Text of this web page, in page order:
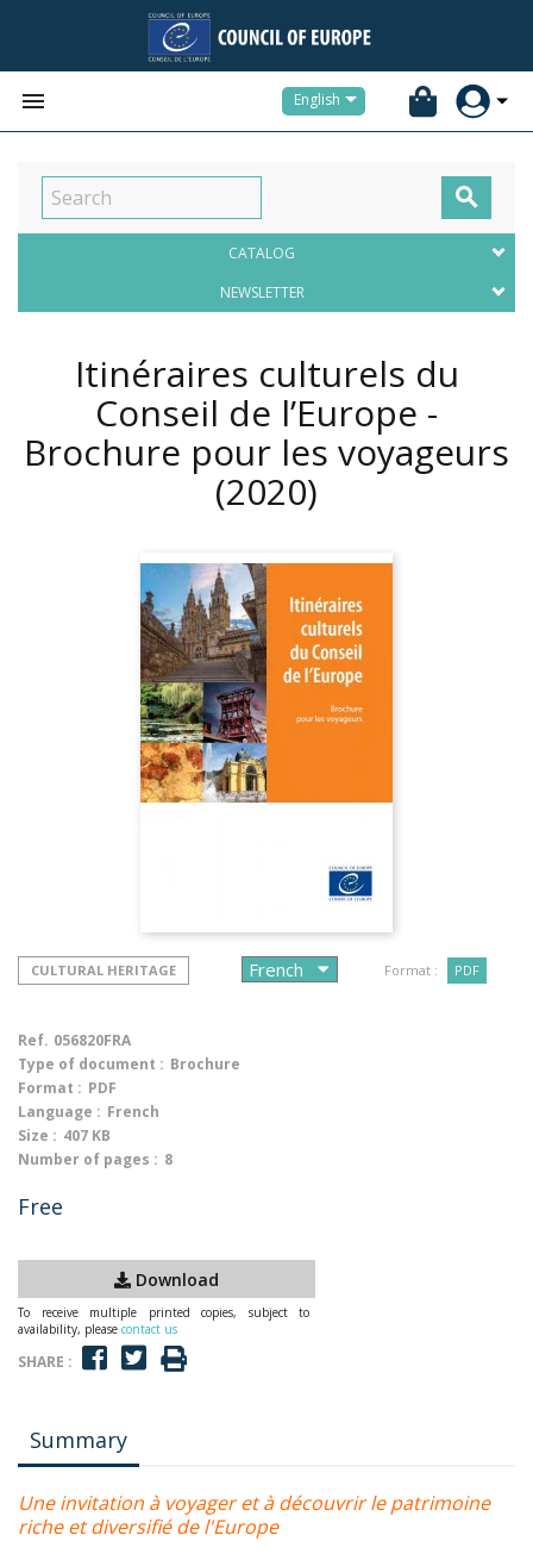
 English

CATALOG
NEWSLETTER
Itinéraires culturels du
Conseil de l’Europe -
Brochure pour les voyageurs
(2020)
CULTURAL HERITAGE Format : PDF
Ref. 056820FRA
Type of document : Brochure
Format : PDF
Language : French
Size : 407 KB
Number of pages : 8
Free
Download
To receive multiple printed copies, subject to
availability, please contact us
SHARE :
Summary
Une invitation à voyager et à découvrir le patrimoine
riche et diversifié de l'Europe